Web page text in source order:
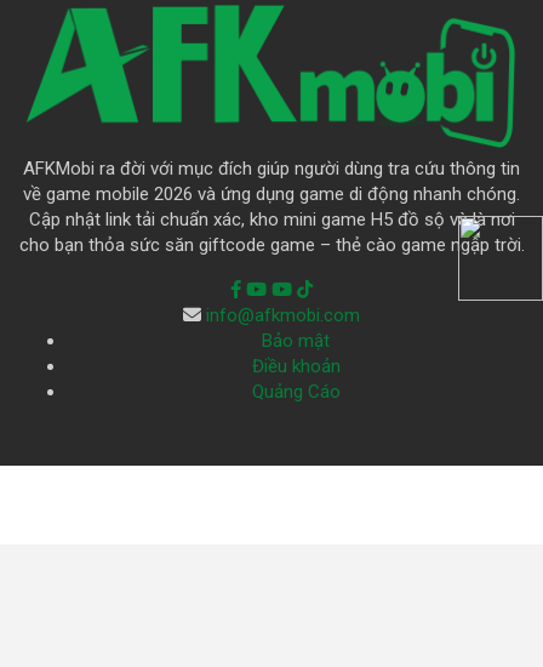
AFKMobi ra đời với mục đích giúp người dùng tra cứu thông tin
về game mobile 2026 và ứng dụng game di động nhanh chóng.
Cập nhật link tải chuẩn xác, kho mini game H5 đồ sộ và là nơi
cho bạn thỏa sức săn giftcode game – thẻ cào game ngập trời.
info@afkmobi.com
Bảo mật
Điều khoản
Quảng Cáo